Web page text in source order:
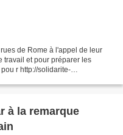
de Rome à l'appel de leur
travail et pour préparer les
r http://solidarite-
à la remarque